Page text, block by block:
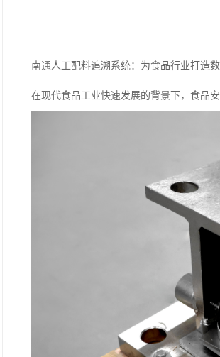
南通人工配料追溯系统：为食品行业打造
在现代食品工业快速发展的背景下，食品